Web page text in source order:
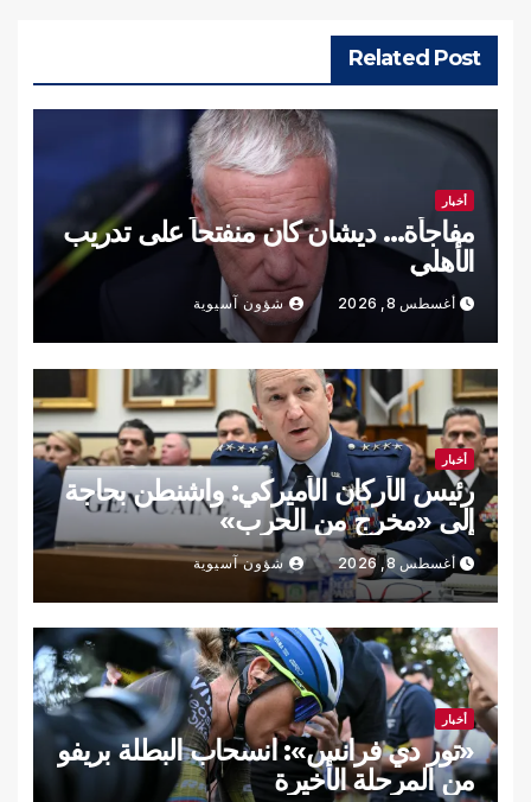
Related Post
أخبار
مفاجأة… ديشان كان منفتحاً على تدريب
الأهلي
أغسطس 8, 2026 شؤون آسيوية
أخبار
رئيس الأركان الأميركي: واشنطن بحاجة
إلى «مخرج من الحرب»
أغسطس 8, 2026 شؤون آسيوية
أخبار
«تور دي فرانس»: انسحاب البطلة بريفو
من المرحلة الأخيرة